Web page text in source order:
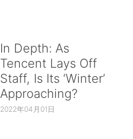
In Depth: As
Tencent Lays Off
Staff, Is Its ‘Winter’
Approaching?
2022年04月01日